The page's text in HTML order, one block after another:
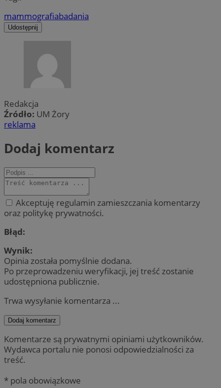
mammografiabadania
Udostępnij
Redakcja
Źródło: UM Żory
reklama
Dodaj komentarz
Akceptuję regulamin zamieszczania komentarzy
oraz politykę prywatności.
Błąd:
Wynik:
Opinia została pomyślnie dodana.
Po przeprowadzeniu weryfikacji, jej treść zostanie
udostępniona publicznie.
Trwa wysyłanie komentarza ...
Dodaj komentarz
Komentarze są prywatnymi opiniami użytkowników.
Wydawca portalu nie ponosi odpowiedzialności za
treść.
* pola obowiązkowe